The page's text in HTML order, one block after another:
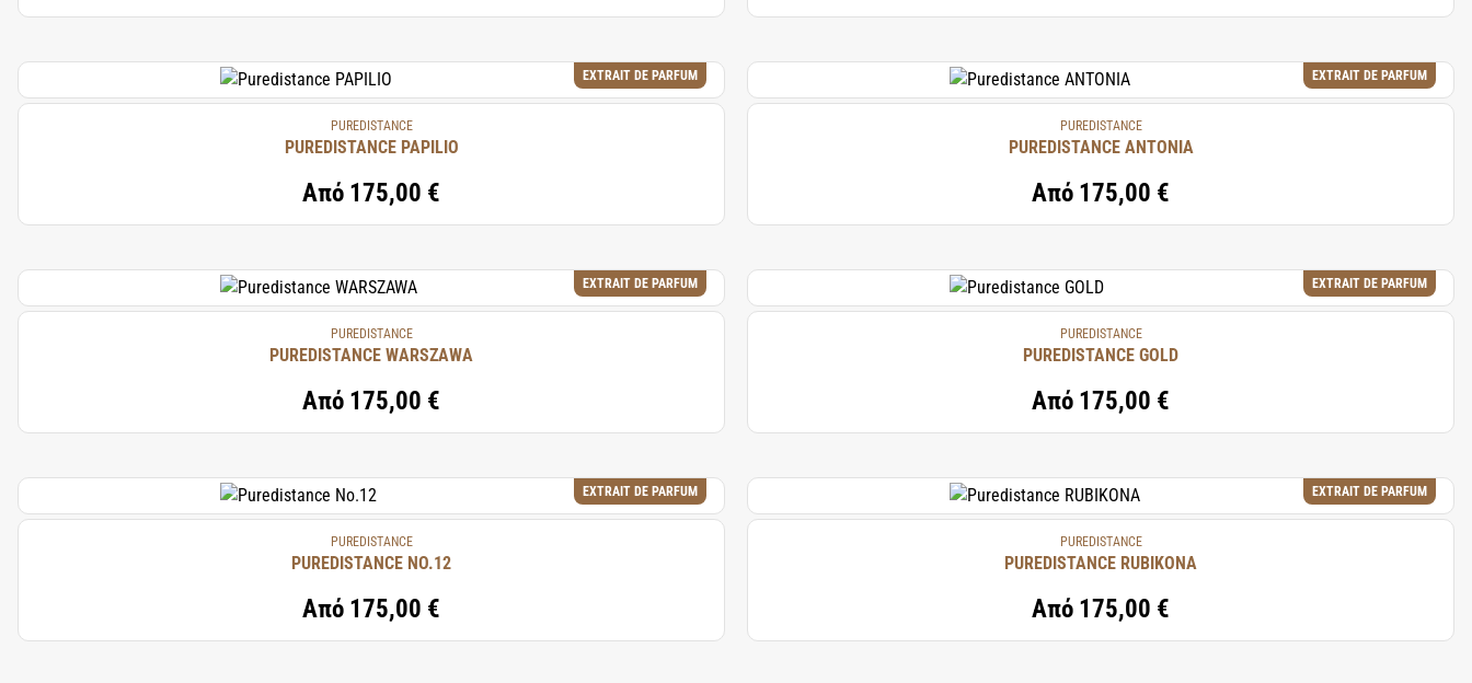
EXTRAIT DE PARFUM
PUREDISTANCE
PUREDISTANCE PAPILIO
Από 175,00 €
EXTRAIT DE PARFUM
PUREDISTANCE
PUREDISTANCE ANTONIA
Από 175,00 €
EXTRAIT DE PARFUM
PUREDISTANCE
PUREDISTANCE WARSZAWA
Από 175,00 €
EXTRAIT DE PARFUM
PUREDISTANCE
PUREDISTANCE GOLD
Από 175,00 €
EXTRAIT DE PARFUM
PUREDISTANCE
PUREDISTANCE NO.12
Από 175,00 €
EXTRAIT DE PARFUM
PUREDISTANCE
PUREDISTANCE RUBIKONA
Από 175,00 €